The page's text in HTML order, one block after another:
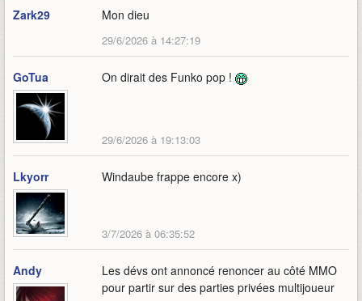
Zark29 Mon dieu
29/6/2026 à 14:27:19
GoTua On dirait des Funko pop !
29/6/2026 à 19:13:03
Lkyorr Windaube frappe encore x)
3/7/2026 à 06:35:52
Andy
Les dévs ont annoncé renoncer au côté MMO
pour partir sur des parties privées multijoueur